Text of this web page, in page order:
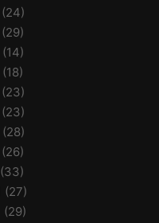
(24)
(29)
(14)
(18)
(23)
(23)
(28)
(26)
(33)
(27)
(29)